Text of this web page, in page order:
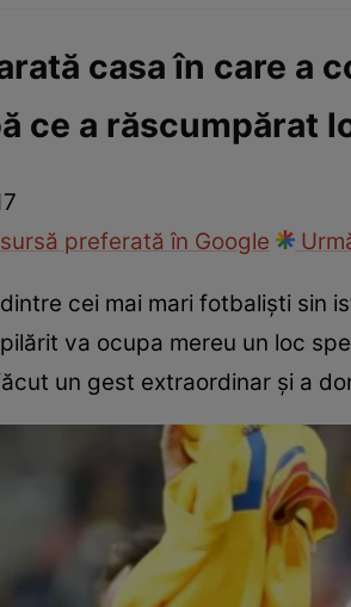
casa în care a
ce a răscumpărat
preferată în Google
cei mai mari fotbaliști sin
va ocupa mereu un loc
un gest extraordinar și a